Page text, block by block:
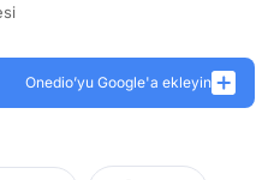
Onedio’yu Google'a ekleyin